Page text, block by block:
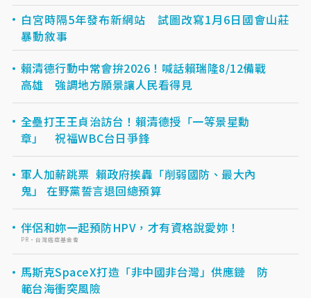
白宮時隔5年發布新網站 試圖改寫1月6日國會山莊
暴動敘事
賴清德行動中常會拚2026！喊話賴瑞隆8/12備戰
高雄 強調地方願景讓人民看得見
全壘打王王貞治訪台！賴清德授「一等景星勳
章」 祝福WBC台日爭鋒
軍人加薪跳票 賴政府挨轟「削弱國防、最大內
鬼」 在野黨誓言退回總預算
伴侶和妳一起預防HPV，才有資格說愛妳！
PR・台灣癌症基金會
馬斯克SpaceX打造「非中國非台灣」供應鏈 防
範台海衝突風險